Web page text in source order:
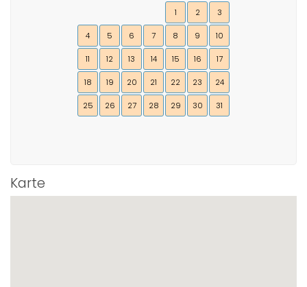
1
2 3
4 5 6 7 8 9 10
11 12 13 14 15 16 17
18 19 20 21 22 23 24
25 26 27 28 29 30 31
Karte